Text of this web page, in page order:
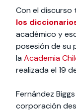
Con el discurso
los
académico y
posesión de su
la Academia
realizada el 19
Fernández
corporación